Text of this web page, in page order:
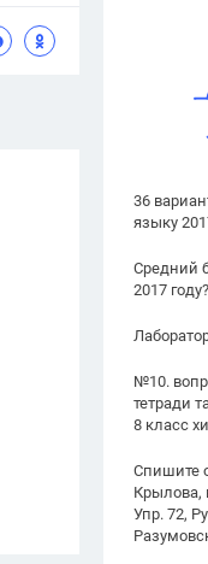
36
языку
Средний
2017 году?
№10.
тетради
8 класс
Спишите
Крылова,
Упр. 72,